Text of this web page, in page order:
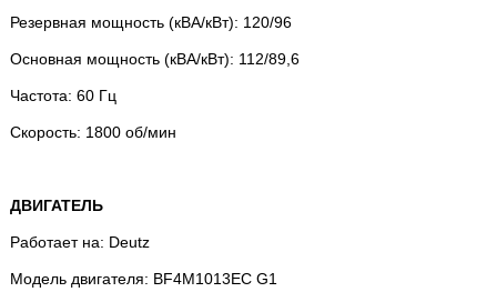
Резервная мощность (кВА/кВт): 120/96
Основная мощность (кВА/кВт): 112/89,6
Частота: 60 ​​Гц
Скорость: 1800 об/мин
ДВИГАТЕЛЬ
Работает на: Deutz
Модель двигателя: BF4M1013EC G1